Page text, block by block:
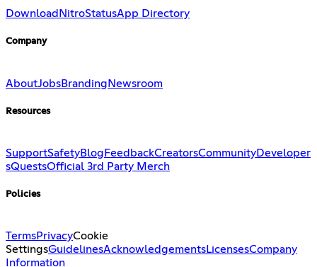
Download NitroStatusApp Directory
Company
AboutJobsBranding Newsroom
Resources
SupportSafetyBlog FeedbackCreatorsCommunityDeveloper
sQuestsOfficial 3rd Party Merch
Policies
TermsPrivacyCookie
SettingsGuidelinesAcknowledgementsLicensesCompany
Information